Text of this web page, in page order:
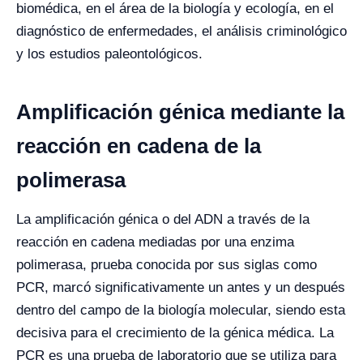
biomédica, en el área de la biología y ecología, en el
diagnóstico de enfermedades, el análisis criminológico
y los estudios paleontológicos.
Amplificación génica mediante la
reacción en cadena de la
polimerasa
La amplificación génica o del ADN a través de la
reacción en cadena mediadas por una enzima
polimerasa, prueba conocida por sus siglas como
PCR, marcó significativamente un antes y un después
dentro del campo de la biología molecular, siendo esta
decisiva para el crecimiento de la génica médica. La
PCR es una prueba de laboratorio que se utiliza para